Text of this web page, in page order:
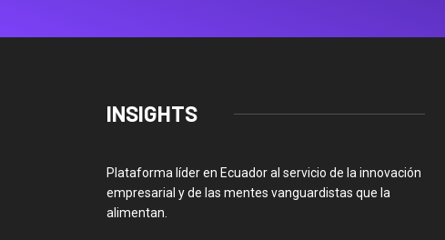
INSIGHTS
Plataforma líder en Ecuador al servicio de la innovación
empresarial y de las mentes vanguardistas que la
alimentan.